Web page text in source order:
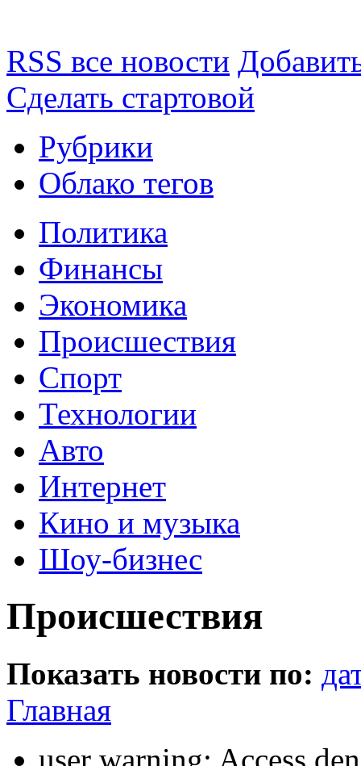
RSS все новости
Сделать стартовой
Рубрики
Облако тегов
Политика
Финансы
Экономика
Происшествия
Спорт
Технологии
Авто
Интернет
Кино и музыка
Шоу-бизнес
Происшествия
Показать новости по:
Главная
user warning: Access